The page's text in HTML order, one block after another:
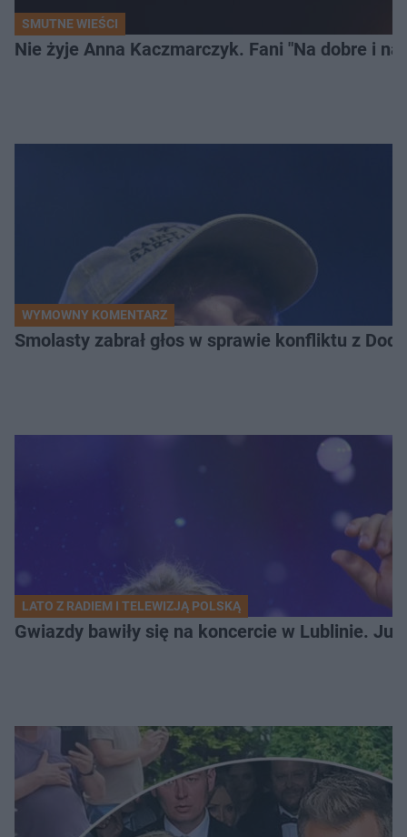
SMUTNE WIEŚCI
Nie żyje Anna Kaczmarczyk. Fani "Na dobre i na
WYMOWNY KOMENTARZ
Smolasty zabrał głos w sprawie konfliktu z
LATO Z RADIEM I TELEWIZJĄ POLSKĄ
Gwiazdy bawiły się na koncercie w Lublinie.